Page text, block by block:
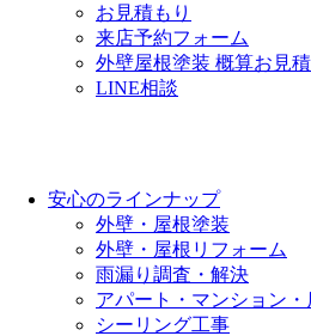
お見積もり
来店予約フォーム
外壁屋根塗装 概算お見積
LINE相談
安心のラインナップ
外壁・屋根塗装
外壁・屋根リフォーム
雨漏り調査・解決
アパート・マンション
シーリング工事